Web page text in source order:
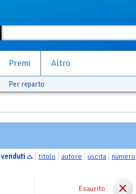
Premi Altro
Per reparto
titolo autore uscita numero
Esaurito